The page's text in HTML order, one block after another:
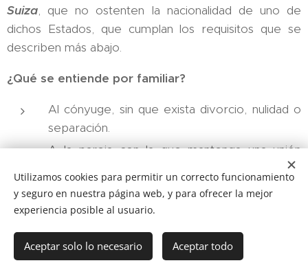
Suiza, que no ostenten la nacionalidad de uno de
dichos Estados, que cumplan los requisitos que se
describen más abajo.
¿Qué se entiende por familiar?
Al cónyuge, sin que exista divorcio, nulidad o
separación.
A la pareja con la que mantenga una unión
análoga a la conyugal inscrita en un registro
público establecido a estos efectos en un
Estado miembro de la Unión Europea o en un
Europeo, y siempre que no se haya
cancelado dicha inscripción
Utilizamos cookies para permitir un correcto funcionamiento
y seguro en nuestra página web, y para ofrecer la mejor
experiencia posible al usuario.
Aceptar solo lo necesario Aceptar todo